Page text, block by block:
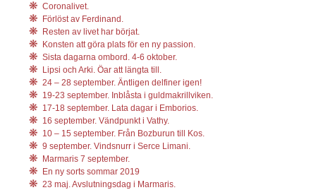
Coronalivet.
Förlöst av Ferdinand.
Resten av livet har börjat.
Konsten att göra plats för en ny passion.
Sista dagarna ombord. 4-6 oktober.
Lipsi och Arki. Öar att längta till.
24 – 28 september. Äntligen delfiner igen!
19-23 september. Inblåsta i guldmakrillviken.
17-18 september. Lata dagar i Emborios.
16 september. Vändpunkt i Vathy.
10 – 15 september. Från Bozburun till Kos.
9 september. Vindsnurr i Serce Limani.
Marmaris 7 september.
En ny sorts sommar 2019
23 maj. Avslutningsdag i Marmaris.